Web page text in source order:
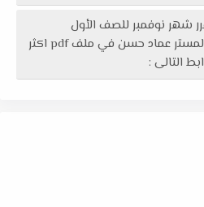
شهر نوفمبر للصف الأول
الإعدادي الترم الأول 2025 لمستر عماد حسن في ملف pdf اكثر
التالى :